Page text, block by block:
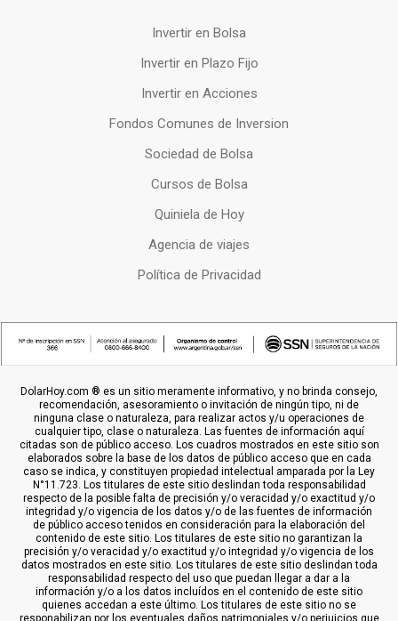
Invertir en Bolsa
Invertir en Plazo Fijo
Invertir en Acciones
Fondos Comunes de Inversion
Sociedad de Bolsa
Cursos de Bolsa
Quiniela de Hoy
Agencia de viajes
Política de Privacidad
DolarHoy.com ® es un sitio meramente informativo, y no brinda consejo,
recomendación, asesoramiento o invitación de ningún tipo, ni de
ninguna clase o naturaleza, para realizar actos y/u operaciones de
cualquier tipo, clase o naturaleza. Las fuentes de información aquí
citadas son de público acceso. Los cuadros mostrados en este sitio son
elaborados sobre la base de los datos de público acceso que en cada
caso se indica, y constituyen propiedad intelectual amparada por la Ley
N°11.723. Los titulares de este sitio deslindan toda responsabilidad
respecto de la posible falta de precisión y/o veracidad y/o exactitud y/o
integridad y/o vigencia de los datos y/o de las fuentes de información
de público acceso tenidos en consideración para la elaboración del
contenido de este sitio. Los titulares de este sitio no garantizan la
precisión y/o veracidad y/o exactitud y/o integridad y/o vigencia de los
datos mostrados en este sitio. Los titulares de este sitio deslindan toda
responsabilidad respecto del uso que puedan llegar a dar a la
información y/o a los datos incluídos en el contenido de este sitio
quienes accedan a este último. Los titulares de este sitio no se
responabilizan por los eventuales daños patrimoniales y/o perjuicios que